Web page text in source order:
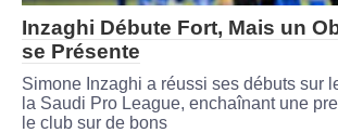
Inzaghi Débute Fort, Mais un
se Présente
Simone Inzaghi a réussi ses débuts sur
la Saudi Pro League, enchaînant une
le club sur de bons